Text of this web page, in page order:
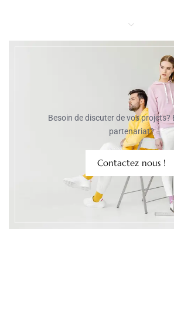
Besoin de discuter de vos projets?
partenariat?
Contactez nous !